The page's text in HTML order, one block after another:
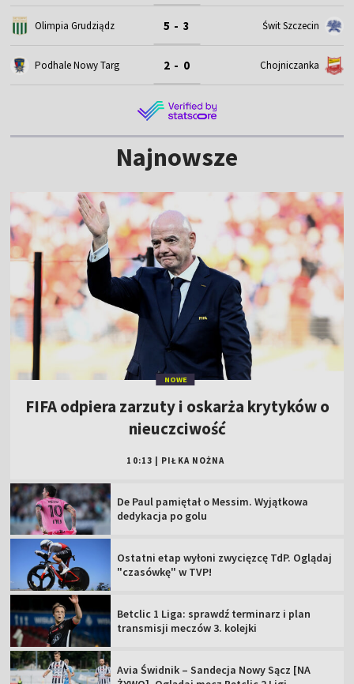
Olimpia Grudziądz 5 - 3 Świt Szczecin
Podhale Nowy Targ 2 - 0 Chojniczanka
Najnowsze
NOWE
FIFA odpiera zarzuty i oskarża krytyków o
nieuczciwość
10:13 | PIŁKA NOŻNA
De Paul pamiętał o Messim. Wyjątkowa
dedykacja po golu
Ostatni etap wyłoni zwycięzcę TdP. Oglądaj
"czasówkę" w TVP!
Betclic 1 Liga: sprawdź terminarz i plan
transmisji meczów 3. kolejki
Avia Świdnik – Sandecja Nowy Sącz [NA